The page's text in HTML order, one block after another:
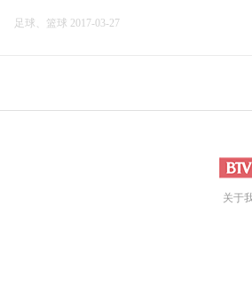
足球、篮球 2017-03-27
关于